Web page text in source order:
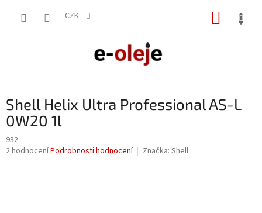
CZK
Shell Helix Ultra Professional AS-L
0W20 1l
932
Průměrné
2 hodnoceníPodrobnosti hodnocení Značka: Shell